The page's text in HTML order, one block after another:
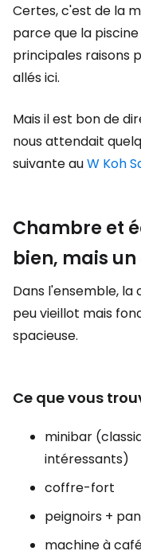
Certes, c'est de la
parce que la
principales raisons
allés ici.
Mais il est bon de
nous attendait
suivante auW Koh
Chambre et
bien, mais
Dans l'ensemble,
peu vieillot mais
spacieuse.
Ce que vous
minibar
intéressants)
coffre-fort
peignoirs +
machine à